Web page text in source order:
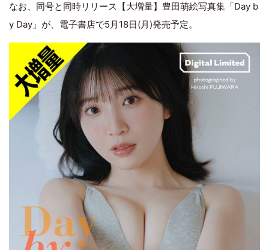
なお、同号と同時リリース【大増量】豊田萌絵写真集「Day b
y Day」が、電子書店で5月18日(月)発売予定。